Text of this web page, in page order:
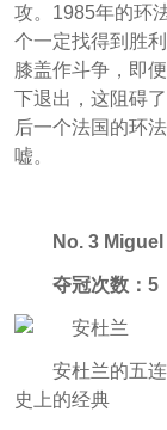
攻。1985年的环
个一定找得到胜
膝盖作斗争，即
下退出，这阻碍
后一个法国的环
嘘。
No. 3 Miguel
夺冠次数：5
安杜兰的五
史上的经典